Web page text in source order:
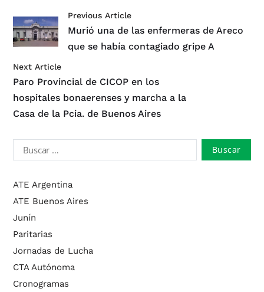
Previous Article
Murió una de las enfermeras de Areco
que se había contagiado gripe A
Next Article
Paro Provincial de CICOP en los
hospitales bonaerenses y marcha a la
Casa de la Pcia. de Buenos Aires
ATE Argentina
ATE Buenos Aires
Junín
Paritarias
Jornadas de Lucha
CTA Autónoma
Cronogramas